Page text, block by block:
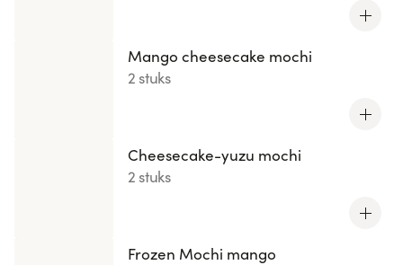
Mango cheesecake mochi
2 stuks
Cheesecake-yuzu mochi
2 stuks
Frozen Mochi mango